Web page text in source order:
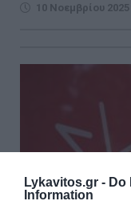
Lykavitos.gr - Do
Information
10 Νοεμβρίου 2025